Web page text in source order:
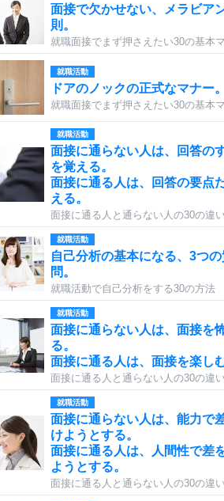
面接で欠かせない、メラビア
則。
就職面接でまず押さえたい30の基本
就職活動
ドアのノックの正式なマナー。
就職面接でまず押さえたい30の基本
就職活動
面接に通らない人は、回答の
を覚える。
面接に通る人は、回答の要点
える。
面接に通る人と通らない人の30の違い
就職活動
自己分析の基本になる、3つの
問。
就職活動で自己分析をする30の方法
就職活動
面接に通らない人は、面接を
る。
面接に通る人は、面接を楽しむ
面接に通る人と通らない人の30の違い
就職活動
面接に通らない人は、能力で
けようとする。
面接に通る人は、人間性で差
ようとする。
面接に通る人と通らない人の30の違い